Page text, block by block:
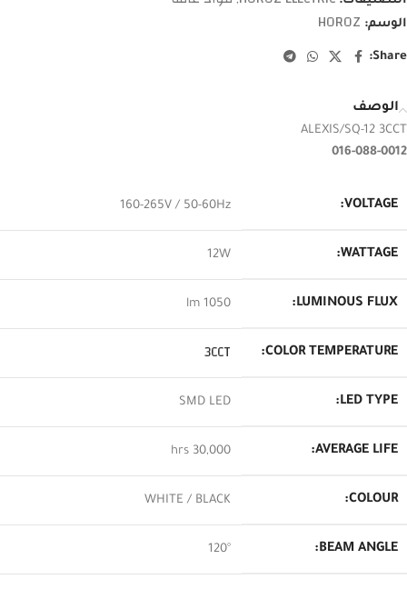
الوسم: HOROZ
Share:
الوصف
ALEXIS/SQ-12 3CCT
016-088-0012
VOLTAGE:
160-265V / 50-60Hz
WATTAGE:
12W
LUMINOUS FLUX:
1050 lm
COLOR TEMPERATURE:
3CCT
LED TYPE:
SMD LED
AVERAGE LIFE:
30,000 hrs
COLOUR:
WHITE / BLACK
BEAM ANGLE:
120°